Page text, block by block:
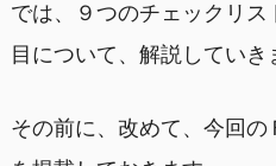
では、９つのチェックリ
目について、解説していき
その前に、改めて、今回の